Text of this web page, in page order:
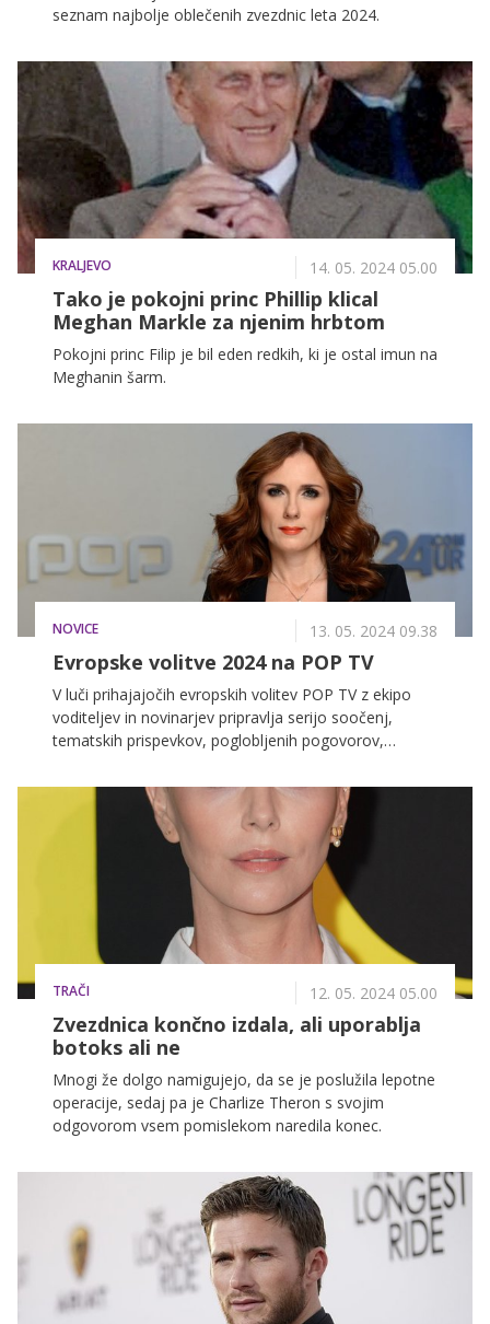
seznam najbolje oblečenih zvezdnic leta 2024.
KRALJEVO 14. 05. 2024 05.00
Tako je pokojni princ Phillip klical
Meghan Markle za njenim hrbtom
Pokojni princ Filip je bil eden redkih, ki je ostal imun na
Meghanin šarm.
NOVICE 13. 05. 2024 09.38
Evropske volitve 2024 na POP TV
V luči prihajajočih evropskih volitev POP TV z ekipo
voditeljev in novinarjev pripravlja serijo soočenj,
tematskih prispevkov, poglobljenih pogovorov,
koga?
TRAČI 12. 05. 2024 05.00
Zvezdnica končno izdala, ali uporablja
botoks ali ne
Mnogi že dolgo namigujejo, da se je poslužila lepotne
operacije, sedaj pa je Charlize Theron s svojim
odgovorom vsem pomislekom naredila konec.